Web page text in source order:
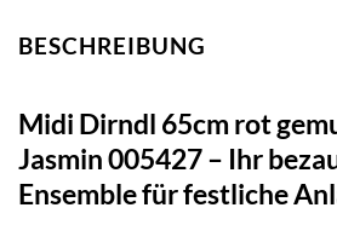
BESCHREIBUNG
Midi Dirndl 65cm rot
Jasmin 005427 – Ihr
Ensemble für festliche